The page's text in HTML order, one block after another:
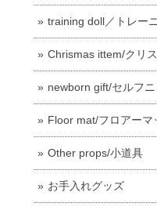
training doll／トレー
Chrismas ittem/クリ
newborn gift/セルフ
Floor mat/フロアーマ
Other props/小道具
お手入れグッズ